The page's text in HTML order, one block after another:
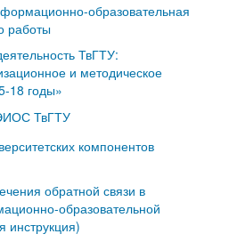
образовательная
работы
ТвГТУ:
и методическое
18 годы»
ТвГТУ
компонентов
обратной связи в
образовательной
инструкция)